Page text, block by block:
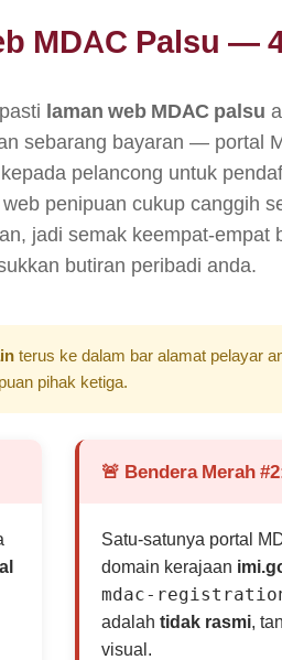
MDAC Palsu —
laman web MDAC palsu
sebarang bayaran — portal
kepada pelancong untuk
penipuan cukup canggih
jadi semak keempat-empat
butiran peribadi anda.
terus ke dalam bar alamat pelayar
pihak ketiga.
🚨 Bendera Merah
Satu-satunya portal
domain kerajaan
mdac-
adalah tidak rasmi,
visual.